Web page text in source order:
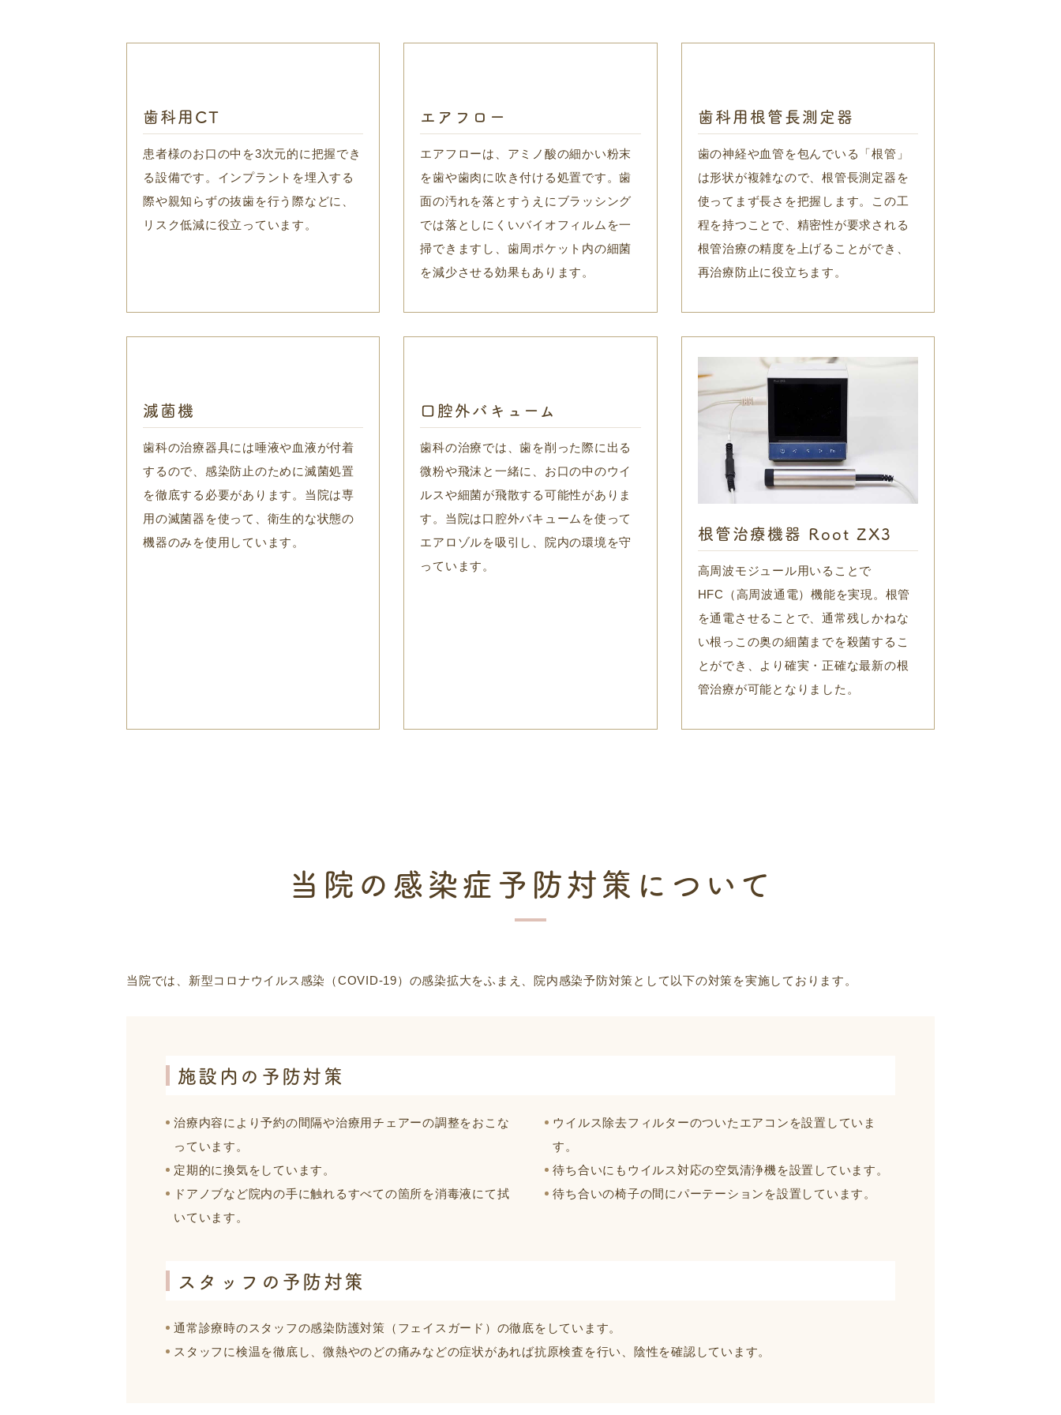
歯科用CT
患者様のお口の中を3次元的に把握でき
る設備です。インプラントを埋入する
際や親知らずの抜歯を行う際などに、
リスク低減に役立っています。
エアフロー
エアフローは、アミノ酸の細かい粉末
を歯や歯肉に吹き付ける処置です。歯
面の汚れを落とすうえにブラッシング
では落としにくいバイオフィルムを一
掃できますし、歯周ポケット内の細菌
を減少させる効果もあります。
歯科用根管長測定器
歯の神経や血管を包んでいる「根管」
は形状が複雑なので、根管長測定器を
使ってまず長さを把握します。この工
程を持つことで、精密性が要求される
根管治療の精度を上げることができ、
再治療防止に役立ちます。
滅菌機
歯科の治療器具には唾液や血液が付着
するので、感染防止のために滅菌処置
を徹底する必要があります。当院は専
用の滅菌器を使って、衛生的な状態の
機器のみを使用しています。
口腔外バキューム
歯科の治療では、歯を削った際に出る
微粉や飛沫と一緒に、お口の中のウイ
ルスや細菌が飛散する可能性がありま
す。当院は口腔外バキュームを使って
エアロゾルを吸引し、院内の環境を守
っています。
根管治療機器 Root ZX3
高周波モジュール用いることで
HFC（高周波通電）機能を実現。根管
を通電させることで、通常残しかねな
い根っこの奥の細菌までを殺菌するこ
とができ、より確実・正確な最新の根
管治療が可能となりました。
当院の感染症予防対策について
当院では、新型コロナウイルス感染（COVID-19）の感染拡大をふまえ、院内感染予防対策として以下の対策を実施しております。
施設内の予防対策
治療内容により予約の間隔や治療用チェアーの調整をおこな
っています。
ウイルス除去フィルターのついたエアコンを設置していま
す。
定期的に換気をしています。
待ち合いにもウイルス対応の空気清浄機を設置しています。
ドアノブなど院内の手に触れるすべての箇所を消毒液にて拭
いています。
待ち合いの椅子の間にパーテーションを設置しています。
スタッフの予防対策
通常診療時のスタッフの感染防護対策（フェイスガード）の徹底をしています。
スタッフに検温を徹底し、微熱やのどの痛みなどの症状があれば抗原検査を行い、陰性を確認しています。